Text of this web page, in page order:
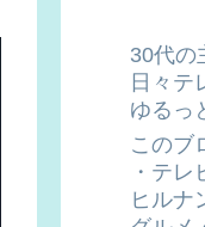
30代の
日々テ
ゆるっ
このブ
・テレ
ヒルナ